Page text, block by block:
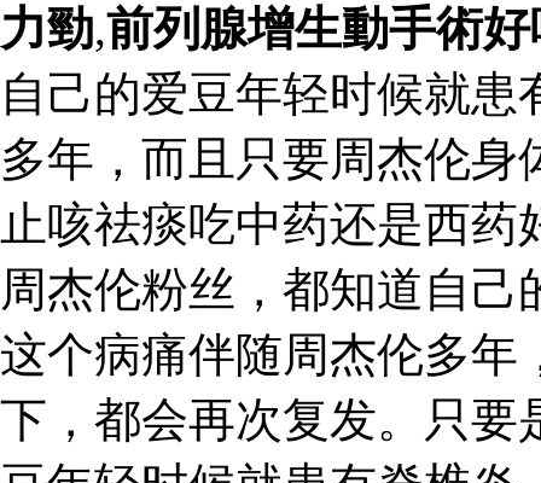
力勁,前列腺增生動手術好
自己的爱豆年轻时候就
多年，而且只要周杰伦
止咳祛痰吃中药还是西
周杰伦粉丝，都知道自
这个病痛伴随周杰伦多年
下，都会再次复发。只要